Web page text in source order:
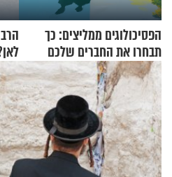
הפסיכולוגים ממליצים: כך
תבחרו את החברים שלכם
בחיים